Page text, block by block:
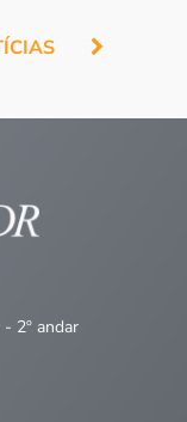
2º andar